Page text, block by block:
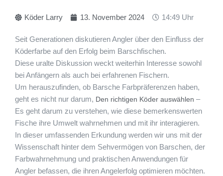
Köder Larry 13. November 2024 14:49 Uhr
Seit Generationen diskutieren Angler über den Einfluss der
Köderfarbe auf den Erfolg beim Barschfischen.
Diese uralte Diskussion weckt weiterhin Interesse sowohl
bei Anfängern als auch bei erfahrenen Fischern.
Um herauszufinden, ob Barsche Farbpräferenzen haben,
geht es nicht nur darum, Den richtigen Köder auswählen –
Es geht darum zu verstehen, wie diese bemerkenswerten
Fische ihre Umwelt wahrnehmen und mit ihr interagieren.
In dieser umfassenden Erkundung werden wir uns mit der
Wissenschaft hinter dem Sehvermögen von Barschen, der
Farbwahrnehmung und praktischen Anwendungen für
Angler befassen, die ihren Angelerfolg optimieren möchten.